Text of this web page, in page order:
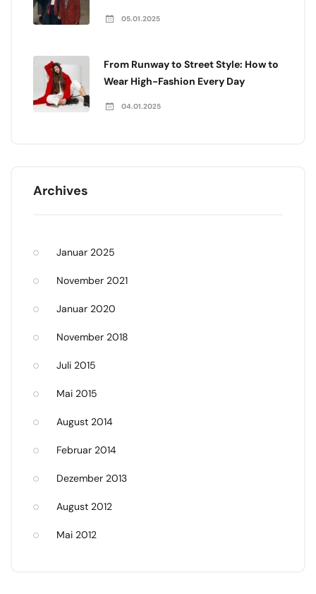
05.01.2025
From Runway to Street Style: How to
Wear High-Fashion Every Day
04.01.2025
Archives
Januar 2025
November 2021
Januar 2020
November 2018
Juli 2015
Mai 2015
August 2014
Februar 2014
Dezember 2013
August 2012
Mai 2012